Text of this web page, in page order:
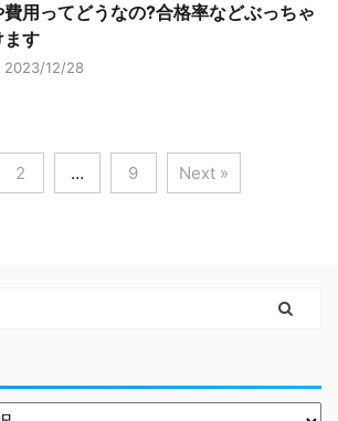
費用ってどうなの?合格率などぶっちゃ
ます
2023/12/28
2 … 9 Next »